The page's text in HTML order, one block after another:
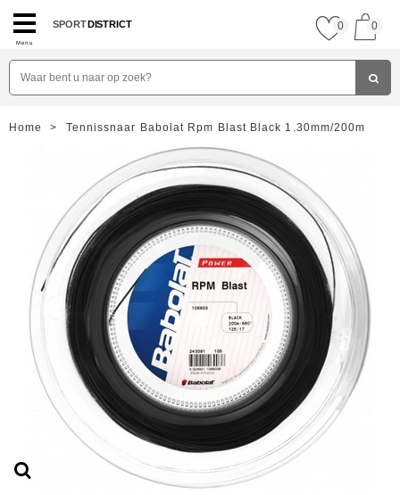
Menu
SPORTDISTRICT 0 0
Home > Tennissnaar Babolat Rpm Blast Black 1.30mm/200m